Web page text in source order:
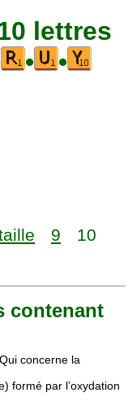
lettres
• •
9
10
contenant
concerne la
formé par l’oxydation